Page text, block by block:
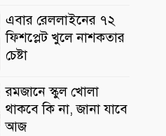
এবার রেললাইনের ৭২
ফিশপ্লেট খুলে নাশকতার
চেষ্টা
রমজানে স্কুল খোলা
থাকবে কি না, জানা যাবে
আজ